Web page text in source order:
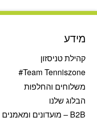
מידע
קהילת טניסזון
Team Tenniszone#
משלוחים והחלפות
הבלוג שלנו
B2B – מועדונים ומאמנים